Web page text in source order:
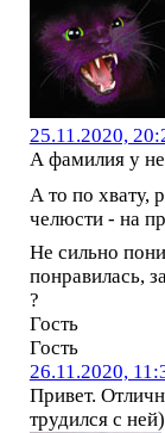
25.11.2020,
А фамилия у
А то по хвату,
челюсти - на
Не сильно
понравилась,
?
Гость
Гость
26.11.2020,
Привет.
трудился с